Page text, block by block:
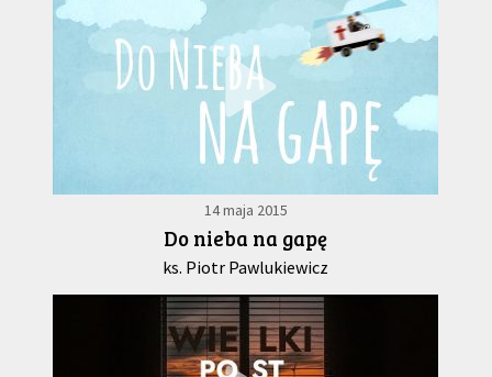
14 maja 2015
Do nieba na gapę
ks. Piotr Pawlukiewicz